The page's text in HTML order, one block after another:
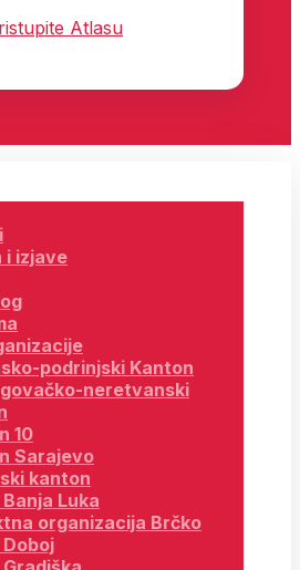
Atlasu
i izjave
podrinjski Kanton
neretvanski
10
Sarajevo
kanton
Banja Luka
organizacija Brčko
Doboj